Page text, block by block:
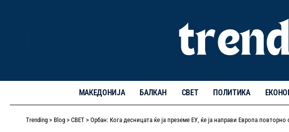
МАКЕДОНИЈА БАЛКАН СВЕТ ПОЛИТИКА
Trending > Blog > СВЕТ > Орбан: Кога десницата ќе ја преземе ЕУ, ќе ја направи Европа повторно